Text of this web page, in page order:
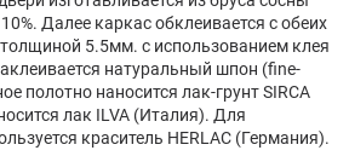
Далее каркас обклеивается с обеих
5.5мм. с использованием клея
натуральный шпон (fine-
полотно наносится лак-грунт SIRCA
лак ILVA (Италия). Для
краситель HERLAC (Германия).